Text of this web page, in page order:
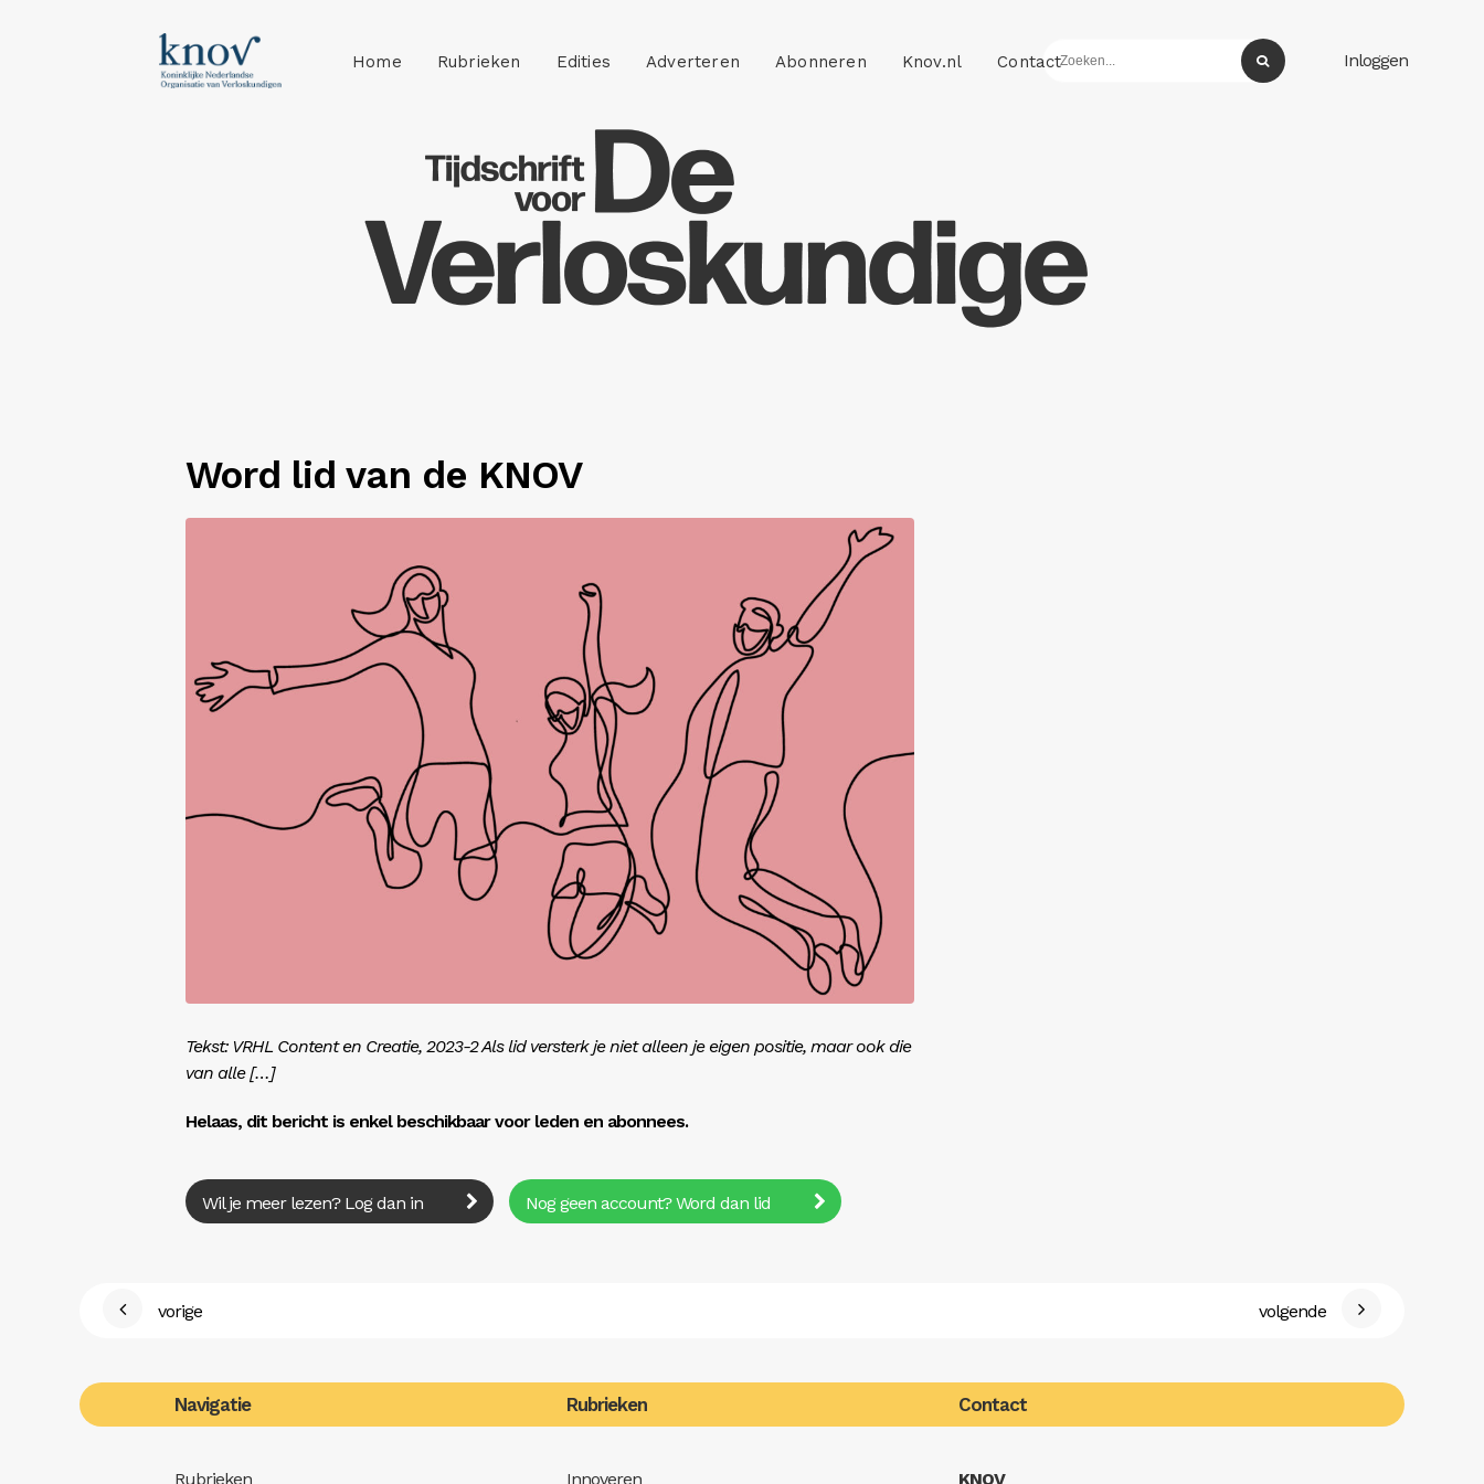
Home Rubrieken Edities Adverteren Abonneren Knov.nl Contact
Word lid van de KNOV
Tekst: VRHL Content en Creatie, 2023-2 Als lid versterk je niet alleen je eigen positie, maar ook die
van alle […]
Helaas, dit bericht is enkel beschikbaar voor leden en abonnees.
Wil je meer lezen? Log dan in Nog geen account? Word dan lid
vorige volgende
Navigatie Rubrieken Contact
Rubrieken Innoveren KNOV
Inloggen